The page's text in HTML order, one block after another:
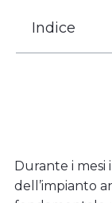
Indice
Durante i mesi
dell’impianto